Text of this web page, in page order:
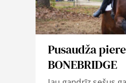
Pusaudža
BONEBRIDGE